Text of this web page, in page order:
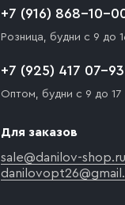
+7 (916) 868-10-
Розница, будни с 9 до
+7 (925) 417 07-93
Оптом, будни с 9 до 17
Для заказов
sale@danilov-shop.ru